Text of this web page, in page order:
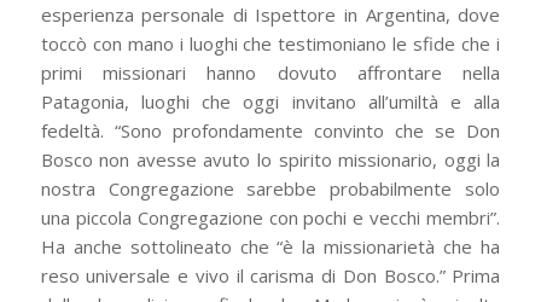
esperienza personale di Ispettore in Argentina, dove
toccò con mano i luoghi che testimoniano le sfide che i
primi missionari hanno dovuto affrontare nella
Patagonia, luoghi che oggi invitano all’umiltà e alla
fedeltà. “Sono profondamente convinto che se Don
Bosco non avesse avuto lo spirito missionario, oggi la
nostra Congregazione sarebbe probabilmente solo
una piccola Congregazione con pochi e vecchi membri”.
Ha anche sottolineato che “è la missionarietà che ha
reso universale e vivo il carisma di Don Bosco.” Prima